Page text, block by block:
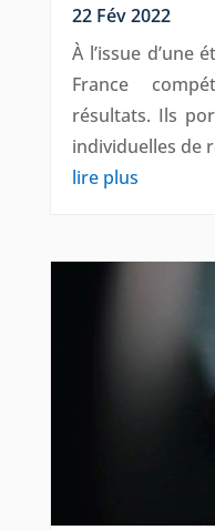
22 Fév 2022
À l’issue d’une
France
résultats. Ils
individuelles de
lire plus